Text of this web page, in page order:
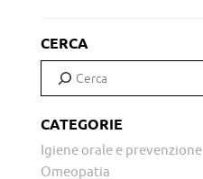
CERCA
Cerca
CATEGORIE
Igiene orale e prevenzione
Omeopatia